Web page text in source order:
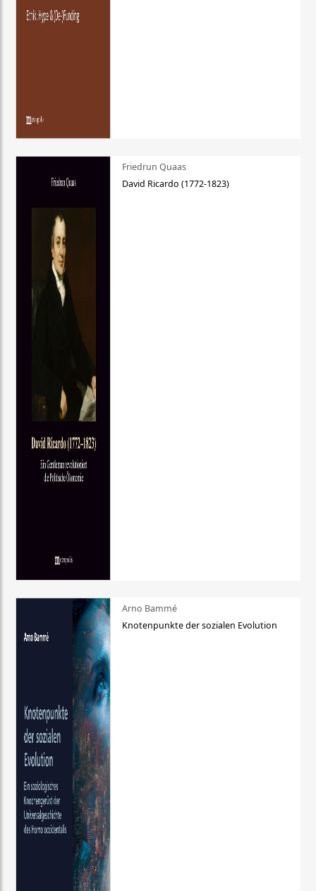
Friedrun Quaas
David Ricardo (1772-1823)
Arno Bammé
Knotenpunkte der sozialen Evolution